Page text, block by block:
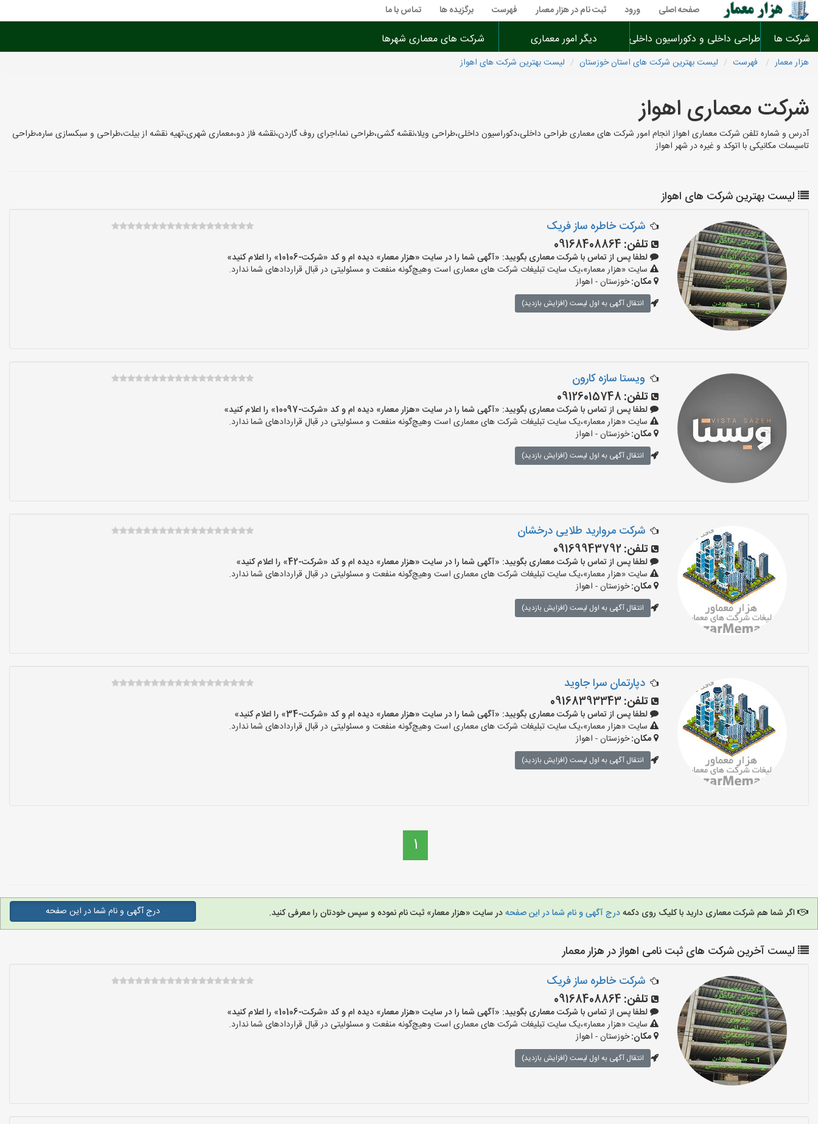
صفحه اصلی ورود ثبت نام در هزار معمار فهرست برگزیده ها تماس با ما
شرکت ها طراحی داخلی و دکوراسیون داخلی دیگر امور معماری شرکت های معماری شهرها
هزار معمار فهرست لیست بهترین شرکت های استان خوزستان لیست بهترین شرکت های اهواز
شرکت معماری اهواز
آدرس و شماره تلفن شرکت معماری اهواز انجام امور شرکت های معماری طراحی داخلی،دکوراسیون داخلی،طراحی ویلا،نقشه گشی،طراحی نما،اجرای روف گاردن،نقشه فاز دو،معماری شهری،تهیه نقشه از بیلت،طراحی و سبکسازی ساره،طراحی
تاسیسات مکانیکی با اتوکد و غیره در شهر اهواز
لیست بهترین شرکت های اهواز
شرکت خاطره ساز فریک
تلفن: 09168408864
لطفا پس از تماس با شرکت معماری بگویید: «آگهی شما را در سایت «هزار معمار» دیده ام و کد «شرکت-10106» را اعلام کنید»
سایت «هزار معمار»،یک سایت تبلیغات شرکت های معماری است وهیچ‌گونه منفعت و مسئولیتی در قبال قراردادهای شما ندارد.
مکان:خوزستان - اهواز
انتقال آگهی به اول لیست (افزایش بازدید)
ویستا سازه کارون
تلفن: 09126015748
لطفا پس از تماس با شرکت معماری بگویید: «آگهی شما را در سایت «هزار معمار» دیده ام و کد «شرکت-10097» را اعلام کنید»
سایت «هزار معمار»،یک سایت تبلیغات شرکت های معماری است وهیچ‌گونه منفعت و مسئولیتی در قبال قراردادهای شما ندارد.
مکان:خوزستان - اهواز
انتقال آگهی به اول لیست (افزایش بازدید)
شرکت مروارید طلایی درخشان
تلفن:09169943792
لطفا پس از تماس با شرکت معماری بگویید: «آگهی شما را در سایت «هزار معمار» دیده ام و کد «شرکت-42» را اعلام کنید»
سایت «هزار معمار»،یک سایت تبلیغات شرکت های معماری است وهیچ‌گونه منفعت و مسئولیتی در قبال قراردادهای شما ندارد.
مکان:خوزستان - اهواز
انتقال آگهی به اول لیست (افزایش بازدید)
دپارتمان سرا جاوید
تلفن:09168393343
لطفا پس از تماس با شرکت معماری بگویید: «آگهی شما را در سایت «هزار معمار» دیده ام و کد «شرکت-34» را اعلام کنید»
سایت «هزار معمار»،یک سایت تبلیغات شرکت های معماری است وهیچ‌گونه منفعت و مسئولیتی در قبال قراردادهای شما ندارد.
مکان:خوزستان - اهواز
انتقال آگهی به اول لیست (افزایش بازدید)
1
اگر شما هم شرکت معماری دارید با کلیک روی دکمهدرج آگهی و نام شما در این صفحهدر سایت «هزار معمار» ثبت نام نموده و سپس خودتان را معرفی کنید. درج آگهی و نام شما در این صفحه
لیست آخرین شرکت های ثبت نامی اهواز در هزار معمار
شرکت خاطره ساز فریک
تلفن: 09168408864
لطفا پس از تماس با شرکت معماری بگویید: «آگهی شما را در سایت «هزار معمار» دیده ام و کد «شرکت-10106» را اعلام کنید»
سایت «هزار معمار»،یک سایت تبلیغات شرکت های معماری است وهیچ‌گونه منفعت و مسئولیتی در قبال قراردادهای شما ندارد.
مکان:خوزستان - اهواز
انتقال آگهی به اول لیست (افزایش بازدید)